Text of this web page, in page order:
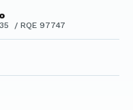
/ RQE 97747